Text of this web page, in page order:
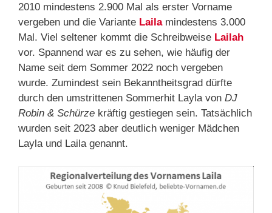
2010 mindestens 2.900 Mal als erster Vorname
vergeben und die Variante Lailamindestens 3.000
Mal. Viel seltener kommt die Schreibweise Lailah
vor. Spannend war es zu sehen, wie häufig der
Name seit dem Sommer 2022 noch vergeben
wurde. Zumindest sein Bekanntheitsgrad dürfte
durch den umstrittenen Sommerhit Layla von DJ
Robin & Schürze kräftig gestiegen sein. Tatsächlich
wurden seit 2023 aber deutlich weniger Mädchen
Layla und Laila genannt.